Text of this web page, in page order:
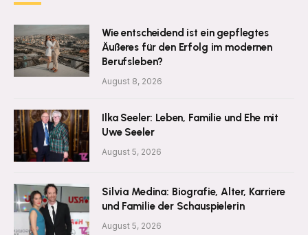
Wie entscheidend ist ein gepflegtes
Äußeres für den Erfolg im modernen
Berufsleben?
August 8, 2026
Ilka Seeler: Leben, Familie und Ehe mit
Uwe Seeler
August 5, 2026
Silvia Medina: Biografie, Alter, Karriere
und Familie der Schauspielerin
August 5, 2026